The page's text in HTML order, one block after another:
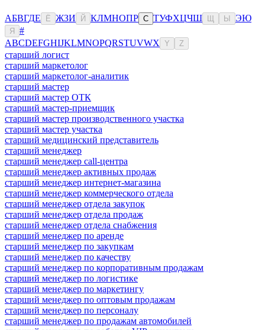
АБВГДЕ Ё ЖЗИ Й КЛМНОПР С ТУФХЦЧШ Ы ЭЮ
Я
#
ABCDEFGHIJKLMNOPQRSTUVWX Y Z
старший логист
старший маркетолог
старший маркетолог-аналитик
старший мастер
старший мастер ОТК
старший мастер-приемщик
старший мастер производственного участка
старший мастер участка
старший медицинский представитель
старший менеджер
старший менеджер call-центра
старший менеджер активных продаж
старший менеджер интернет-магазина
старший менеджер коммерческого отдела
старший менеджер отдела закупок
старший менеджер отдела продаж
старший менеджер отдела снабжения
старший менеджер по аренде
старший менеджер по закупкам
старший менеджер по качеству
старший менеджер по корпоративным продажам
старший менеджер по логистике
старший менеджер по маркетингу
старший менеджер по оптовым продажам
старший менеджер по персоналу
старший менеджер по продажам автомобилей